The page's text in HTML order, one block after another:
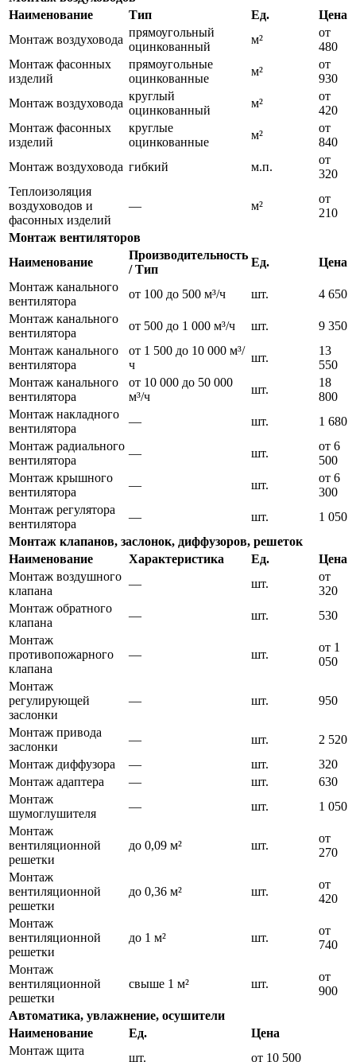
Наименование
Тип Ед.
Цена
Монтаж воздуховода
прямоугольный
оцинкованный
м²
от
480
Монтаж фасонных
изделий
прямоугольные
оцинкованные
м²
от
930
Монтаж воздуховода
круглый
оцинкованный
м²
от
420
Монтаж фасонных
изделий
круглые
оцинкованные
м²
от
840
Монтаж воздуховода гибкий м.п.
от
320
Теплоизоляция
воздуховодов и
фасонных изделий
— м²
от
210
Монтаж вентиляторов
Наименование
Производительность
/ Тип
Ед.
Цена
Монтаж канального
вентилятора
от 100 до 500 м³/ч шт.
4 650
Монтаж канального
вентилятора
от 500 до 1 000 м³/ч шт.
9 350
Монтаж канального
вентилятора
от 1 500 до 10 000 м³/
ч
шт.
13
550
Монтаж канального
вентилятора
от 10 000 до 50 000
м³/ч
шт.
18
800
Монтаж накладного
вентилятора
— шт.
1 680
Монтаж радиального
вентилятора
— шт.
от 6
500
Монтаж крышного
вентилятора
— шт.
от 6
300
Монтаж регулятора
вентилятора
— шт.
1 050
Монтаж клапанов, заслонок, диффузоров, решеток
Наименование
Характеристика Ед.
Цена
Монтаж воздушного
клапана
— шт.
от
320
Монтаж обратного
клапана
— шт.
530
Монтаж
противопожарного
клапана
— шт.
от 1
050
Монтаж
регулирующей
заслонки
— шт. 950
Монтаж привода
заслонки
— шт.
2 520
Монтаж диффузора
— шт.
320
Монтаж адаптера
— шт.
630
Монтаж
шумоглушителя
— шт.
1 050
Монтаж
вентиляционной
решетки
до 0,09 м² шт.
от
270
Монтаж
вентиляционной
решетки
до 0,36 м² шт.
от
420
Монтаж
вентиляционной
решетки
до 1 м² шт.
от
740
Монтаж
вентиляционной
решетки
свыше 1 м² шт.
от
900
Автоматика, увлажнение, осушители
Наименование
Ед.
Цена
Монтаж щита
шт. от 10 500